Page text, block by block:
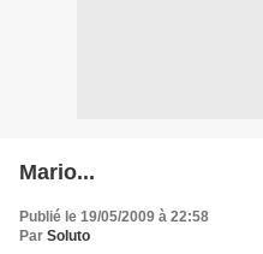
Mario...
Publié le 19/05/2009 à 22:58
Par Soluto